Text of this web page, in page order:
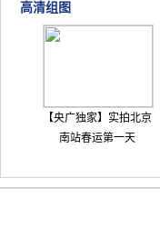
高清组图
【央广独家】实拍北京
南站春运第一天